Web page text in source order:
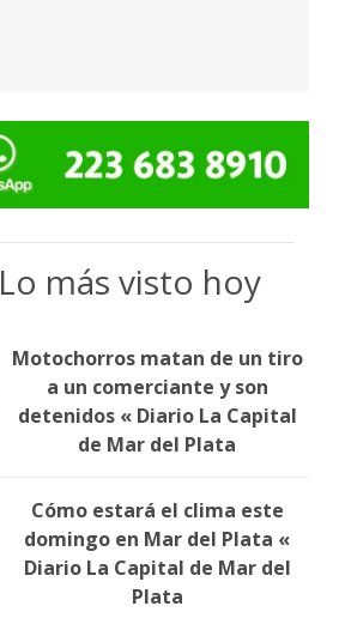
Lo más visto hoy
Motochorros matan de un tiro
a un comerciante y son
detenidos « Diario La Capital
de Mar del Plata
Cómo estará el clima este
domingo en Mar del Plata «
Diario La Capital de Mar del
Plata